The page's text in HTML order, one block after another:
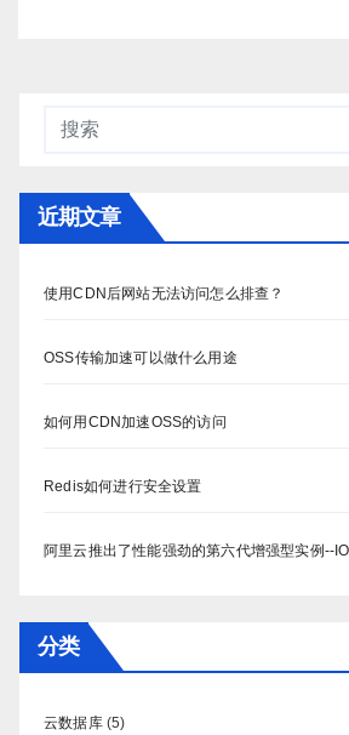
近期文章
使用CDN后网站无法访问怎么排查？
OSS传输加速可以做什么用途
如何用CDN加速OSS的访问
Redis如何进行安全设置
阿里云推出了性能强劲的第六代增强型实例--
分类
云数据库(5)